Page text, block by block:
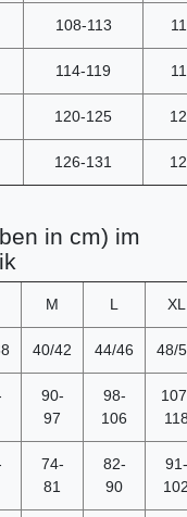
108-113
114-119
120-125
126-131
in cm) im
M L XL
40/42 44/46 48/
90-
97
98-
106
74-
81
82-
90
91-